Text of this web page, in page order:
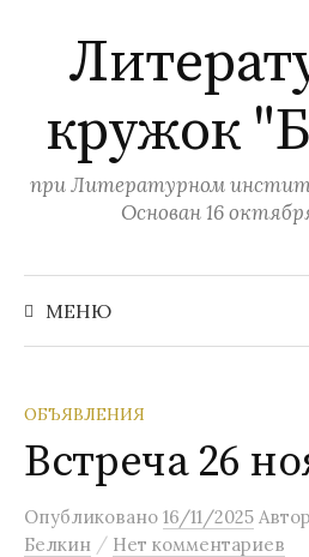
т
с
о
д
р
и
о
кружок
при Литературном
Основан 16
МЕНЮ
ОБЪЯВЛЕНИЯ
Встреча 26
Опубликовано 16/11/2025
Белкин / Нет комментариев